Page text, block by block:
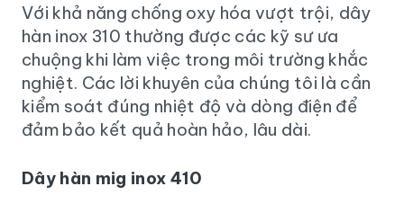
Với khả năng chống oxy hóa vượt trội, dây
hàn inox 310 thường được các kỹ sư ưa
chuộng khi làm việc trong môi trường khắc
nghiệt. Các lời khuyên của chúng tôi là cần
kiểm soát đúng nhiệt độ và dòng điện để
đảm bảo kết quả hoàn hảo, lâu dài.
Dây hàn mig inox 410